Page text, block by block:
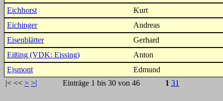
Eichhorst
Kurt
Eichinger
Andreas
Eisenblätter
Gerhard
Eißing (VDK: Eissing)
Anton
Ejsmont
Edmund
|< << > >| Einträge 1 bis 30 von 46 1 31